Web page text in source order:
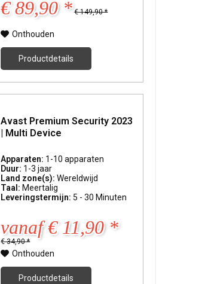
€ 89,90 * € 149,90 *
Onthouden
Productdetails
Avast Premium Security 2023
| Multi Device
Apparaten: 1-10 apparaten
Duur: 1-3 jaar
Land zone(s):Wereldwijd
Taal: Meertalig
Leveringstermijn: 5 - 30 Minuten
vanaf € 11,90 *
€ 34,90 *
Onthouden
Productdetails